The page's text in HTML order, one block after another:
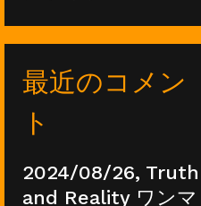
最近のコメン
ト
2024/08/26, Truth
and Reality ワンマ